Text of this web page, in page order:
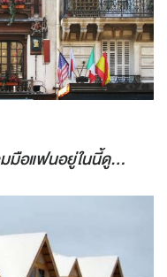
มือแฟนอยู่ในนี้ดู...